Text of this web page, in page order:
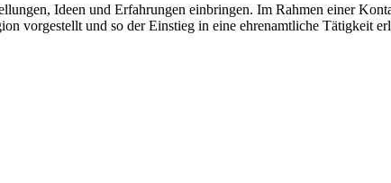
Ideen und Erfahrungen einbringen. Im Rahmen einer
vorgestellt und so der Einstieg in eine ehrenamtliche Tätigkeit